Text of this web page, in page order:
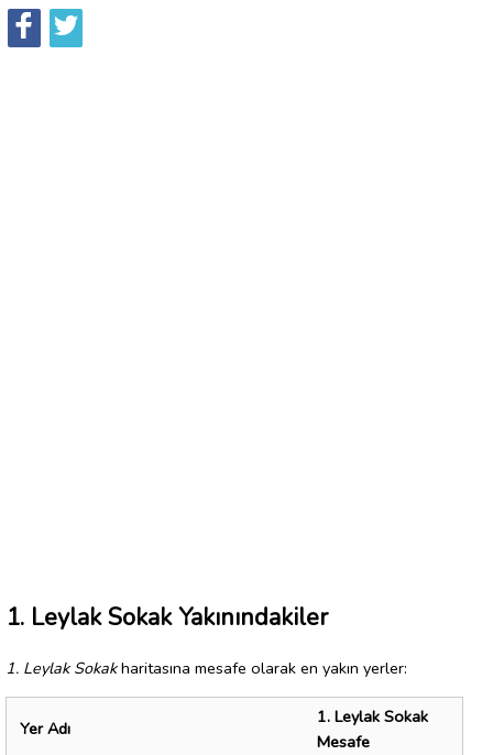
1. Leylak Sokak Yakınındakiler
1. Leylak Sokakharitasına mesafe olarak en yakın yerler:
Yer Adı
1. Leylak Sokak
Mesafe